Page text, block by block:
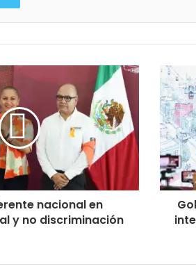
nacional en
y no discriminación